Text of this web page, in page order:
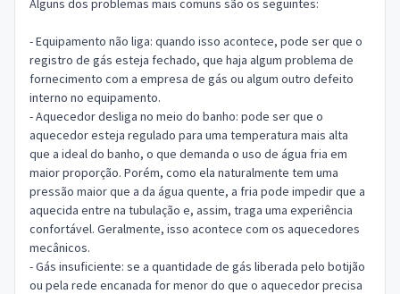
Alguns dos problemas mais comuns são os seguintes:
- Equipamento não liga: quando isso acontece, pode ser que o
registro de gás esteja fechado, que haja algum problema de
fornecimento com a empresa de gás ou algum outro defeito
interno no equipamento.
- Aquecedor desliga no meio do banho: pode ser que o
aquecedor esteja regulado para uma temperatura mais alta
que a ideal do banho, o que demanda o uso de água fria em
maior proporção. Porém, como ela naturalmente tem uma
pressão maior que a da água quente, a fria pode impedir que a
aquecida entre na tubulação e, assim, traga uma experiência
confortável. Geralmente, isso acontece com os aquecedores
mecânicos.
- Gás insuficiente: se a quantidade de gás liberada pelo botijão
ou pela rede encanada for menor do que o aquecedor precisa